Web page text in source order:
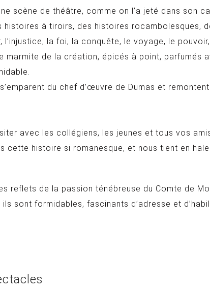
scène de théâtre, comme on l’a jeté dans son
histoires à tiroirs, des histoires rocambolesques,
l’injustice, la foi, la conquête, le voyage, le
marmite de la création, épicés à point, parfumés
du chef d’œuvre de Dumas et
avec les collégiens, les jeunes et tous vos
cette histoire si romanesque, et nous tient en
reflets de la passion ténébreuse du Comte de
sont formidables, fascinants d’adresse et